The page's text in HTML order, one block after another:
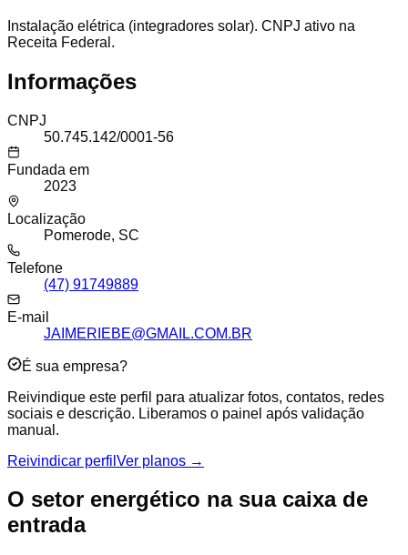
Instalação elétrica (integradores solar). CNPJ ativo na
Receita Federal.
Informações
CNPJ
50.745.142/0001-56
Fundada em
2023
Localização
Pomerode, SC
Telefone
(47) 91749889
E-mail
JAIMERIEBE@GMAIL.COM.BR
É sua empresa?
Reivindique este perfil para atualizar fotos, contatos, redes
sociais e descrição. Liberamos o painel após validação
manual.
Reivindicar perfil Ver planos →
O setor energético na sua caixa de
entrada